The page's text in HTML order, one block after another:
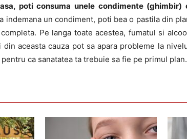
poti consuma unele condimente
indemana un condiment, poti bea o pastila din
Pe langa toate acestea, fumatul si
aceasta cauza pot sa apara probleme la
ca sanatatea ta trebuie sa fie pe primul plan.